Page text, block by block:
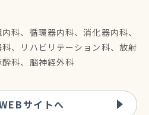
科、循環器内科、消化器内科、
、リハビリテーション科、放射
科、脳神経外科
サイトへ